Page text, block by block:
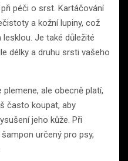
péči o srst. Kartáčování
a kožní lupiny, což
Je také důležité
délky a druhu srsti vašeho
ale obecně platí,
často koupat, aby
jeho kůže. Při
určený pro psy,